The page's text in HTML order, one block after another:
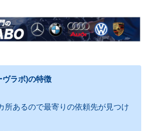
ラボ)の特徴
所あるので最寄りの依頼先が見つけ